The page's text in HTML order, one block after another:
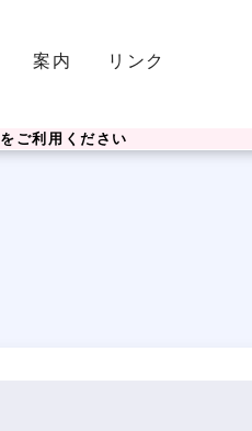
案内 リンク
をご利用ください